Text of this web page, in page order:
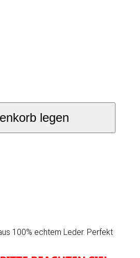
legen
100% echtem Leder. Perfekt